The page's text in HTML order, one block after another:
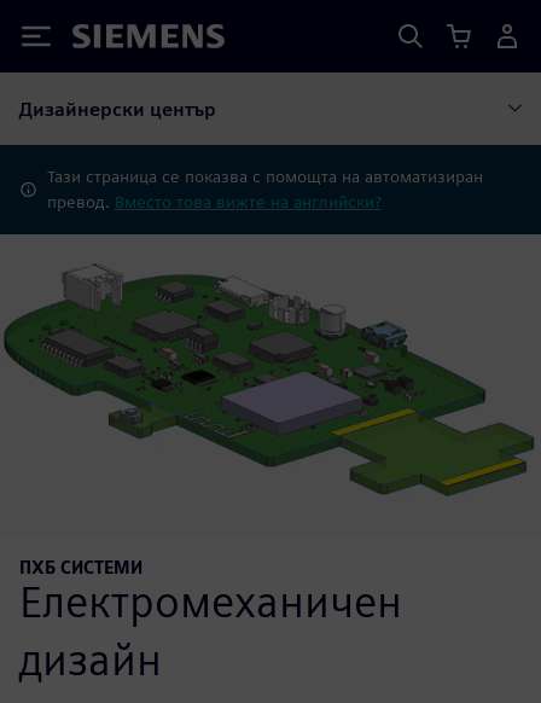
Siemens
Дизайнерски център
Тази страница се показва с помощта на автоматизиран
превод. Вместо това вижте на английски?
ПХБ СИСТЕМИ
Електромеханичен
дизайн